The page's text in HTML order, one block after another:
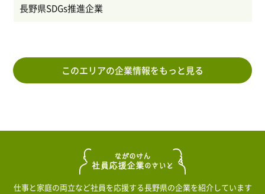
長野県SDGs推進企業
このエリアの企業情報をもっと見る
仕事と家庭の両立など社員を応援する長野県の企業を紹介しています